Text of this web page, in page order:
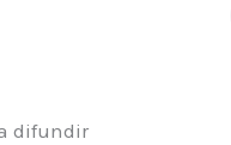
difundir